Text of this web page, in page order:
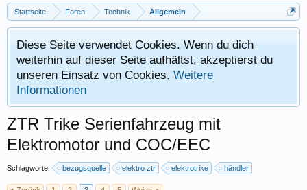
Startseite Foren Technik Allgemein
Diese Seite verwendet Cookies. Wenn du dich
weiterhin auf dieser Seite aufhältst, akzeptierst du
unseren Einsatz von Cookies. Weitere
Informationen
ZTR Trike Serienfahrzeug mit
Elektromotor und COC/EEC
Schlagworte: bezugsquelle elektro ztr elektrotrike händler